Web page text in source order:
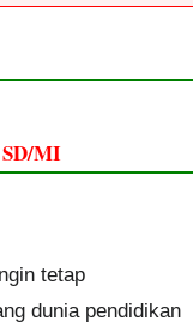
MI
tetap
dunia pendidikan